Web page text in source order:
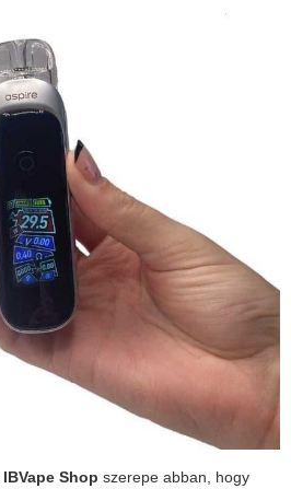
IBVape Shop szerepe abban, hogy